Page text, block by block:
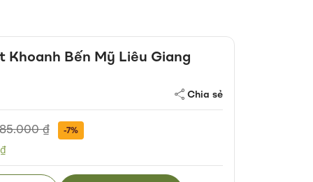
Khoanh Bến Mỹ Liêu Giang
Chia sẻ
₫ -7%